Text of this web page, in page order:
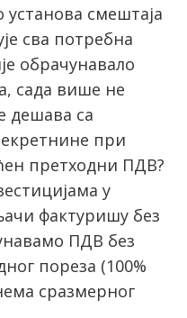
установа смештаја
сва потребна
обрачунавало
сада више не
дешава са
при
претходни ПДВ?
у
фактуришу без
ПДВ без
пореза (100%
сразмерног